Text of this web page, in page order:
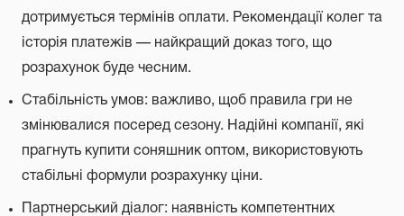
дотримується термінів оплати. Рекомендації колег та
історія платежів — найкращий доказ того, що
розрахунок буде чесним.
Стабільність умов: важливо, щоб правила гри не
змінювалися посеред сезону. Надійні компанії, які
прагнуть купити соняшник оптом, використовують
стабільні формули розрахунку ціни.
Партнерський діалог: наявність компетентних